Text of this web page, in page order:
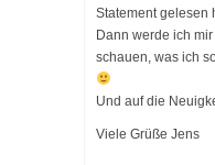
Statement gelesen
Dann werde ich
schauen, was ich
Und auf die
Viele Grüße Jens